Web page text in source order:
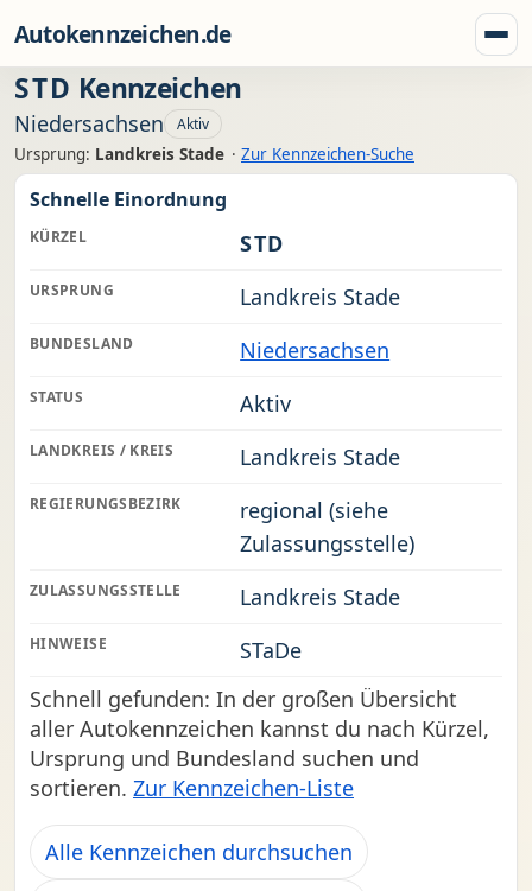
Autokennzeichen.de
STD Kennzeichen
Niedersachsen Aktiv
Ursprung: Landkreis Stade · Zur Kennzeichen-Suche
Schnelle Einordnung
KÜRZEL STD
URSPRUNG Landkreis Stade
BUNDESLAND Niedersachsen
STATUS Aktiv
LANDKREIS / KREIS Landkreis Stade
REGIERUNGSBEZIRK
regional (siehe
Zulassungsstelle)
ZULASSUNGSSTELLE Landkreis Stade
HINWEISE
STaDe
Schnell gefunden: In der großen Übersicht
aller Autokennzeichen kannst du nach Kürzel,
Ursprung und Bundesland suchen und
sortieren. Zur Kennzeichen-Liste
Alle Kennzeichen durchsuchen